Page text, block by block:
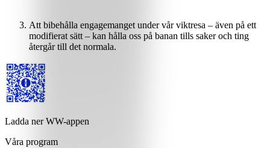
Att bibehålla engagemanget under vår viktresa – även på ett
modifierat sätt – kan hålla oss på banan tills saker och ting
återgår till det normala.
Ladda ner WW-appen
Våra program